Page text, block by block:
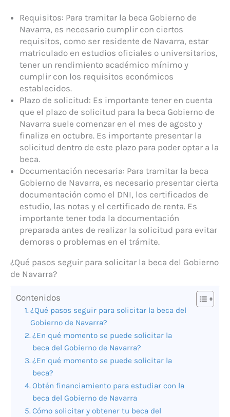
Requisitos: Para tramitar la beca Gobierno de
Navarra, es necesario cumplir con ciertos
requisitos, como ser residente de Navarra, estar
matriculado en estudios oficiales o universitarios,
tener un rendimiento académico mínimo y
cumplir con los requisitos económicos
establecidos.
Plazo de solicitud: Es importante tener en cuenta
que el plazo de solicitud para la beca Gobierno de
Navarra suele comenzar en el mes de agosto y
finaliza en octubre. Es importante presentar la
solicitud dentro de este plazo para poder optar a la
beca.
Documentación necesaria: Para tramitar la beca
Gobierno de Navarra, es necesario presentar cierta
documentación como el DNI, los certificados de
estudio, las notas y el certificado de renta. Es
importante tener toda la documentación
preparada antes de realizar la solicitud para evitar
demoras o problemas en el trámite.
¿Qué pasos seguir para solicitar la beca del Gobierno
de Navarra?
Contenidos
¿Qué pasos seguir para solicitar la beca del
Gobierno de Navarra?
¿En qué momento se puede solicitar la
beca del Gobierno de Navarra?
¿En qué momento se puede solicitar la
beca?
Obtén financiamiento para estudiar con la
beca del Gobierno de Navarra
Cómo solicitar y obtener tu beca del